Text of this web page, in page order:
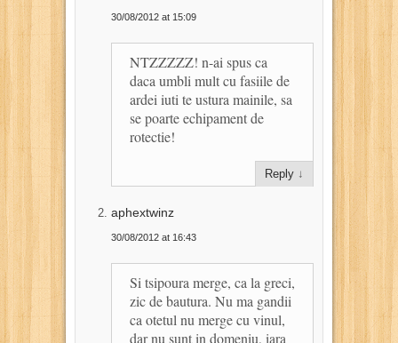
30/08/2012 at 15:09
NTZZZZZ! n-ai spus ca
daca umbli mult cu fasiile de
ardei iuti te ustura mainile, sa
se poarte echipament de
rotectie!
Reply ↓
aphextwinz
30/08/2012 at 16:43
Si tsipoura merge, ca la greci,
zic de bautura. Nu ma gandii
ca otetul nu merge cu vinul,
dar nu sunt in domeniu, iara